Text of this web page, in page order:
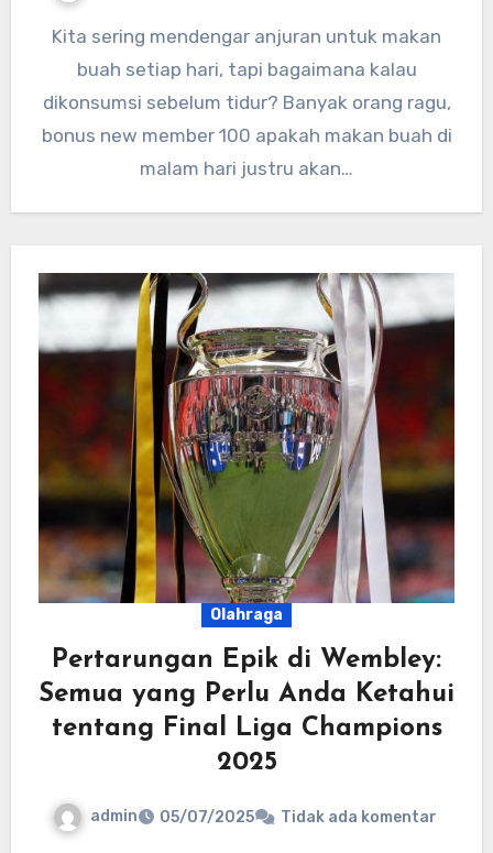
Kita sering mendengar anjuran untuk makan
buah setiap hari, tapi bagaimana kalau
dikonsumsi sebelum tidur? Banyak orang ragu,
bonus new member 100 apakah makan buah di
malam hari justru akan…
Olahraga
Pertarungan Epik di Wembley:
Semua yang Perlu Anda Ketahui
tentang Final Liga Champions
2025
admin 05/07/2025 Tidak ada komentar